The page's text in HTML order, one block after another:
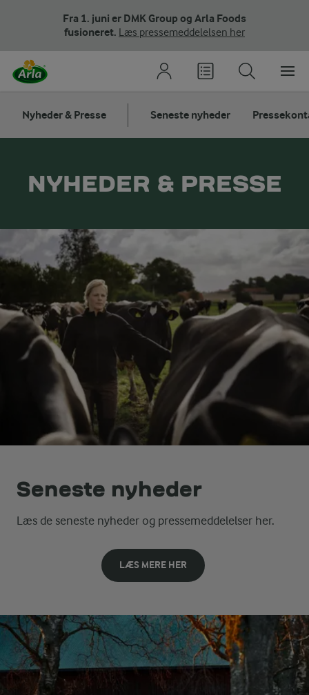
Fra 1. juni er DMK Group og Arla Foods
fusioneret. Læs pressemeddelelsen her
Nyheder & Presse Seneste nyheder
NYHEDER & PRESSE
Seneste nyheder
Læs de seneste nyheder og pressemeddelelser her.
LÆS MERE HER